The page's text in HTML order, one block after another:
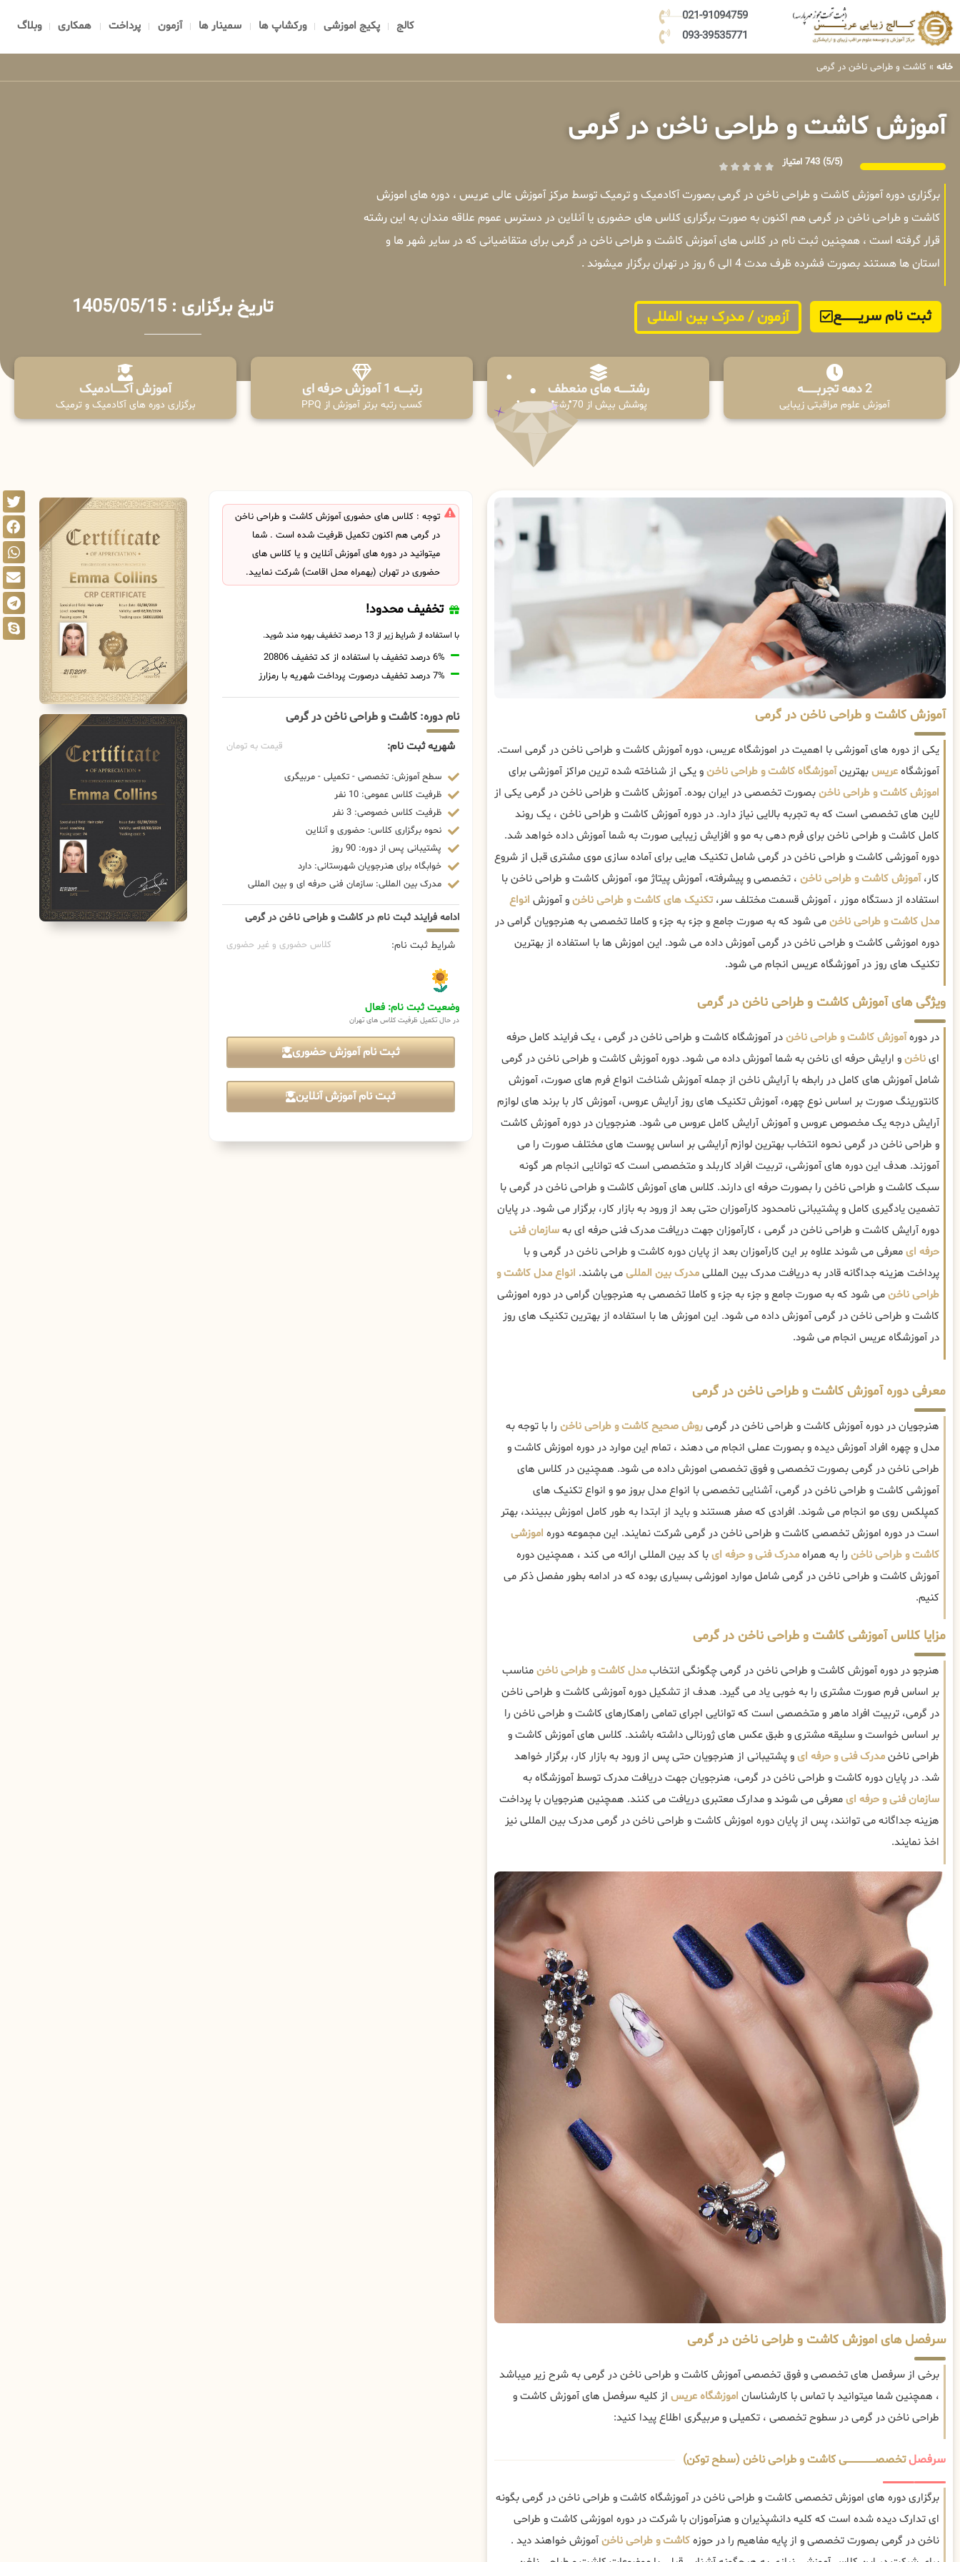
021-91094759
093-39535771
کالج پکیج اموزشی ورکشاپ ها سمینار ها آزمون پرداخت همکاری وبلاگ
خانه » کاشت و طراحی ناخن در گرمی
آموزش کاشت و طراحی ناخن در گرمی
(5/5) 743 امتیاز
برگزاری دوره آموزش کاشت و طراحی ناخن در گرمی بصورت آکادمیک و ترمیک توسط مرکز آموزش عالی عریس ، دوره های اموزش
کاشت و طراحی ناخن در گرمی هم اکنون به صورت برگزاری کلاس های حضوری یا آنلاین در دسترس عموم علاقه مندان به این رشته
قرار گرفته است ، همچنین ثبت نام در کلاس های آموزش کاشت و طراحی ناخن در گرمی برای متقاضیانی که در سایر شهر ها و
استان ها هستند بصورت فشرده ظرف مدت 4 الی 6 روز در تهران برگزار میشوند .
ثبت نام سریــــــــــــع آزمون / مدرک بین المللی تاریخ برگزاری : 1405/05/15
2 دهه تجربـــــــــه
آموزش علوم مراقبتی زیبایی
رشتـــــــه های منعطف
پوشش بیش از 70 رشته
رتبــــــه 1 آموزش حرفه ای
کسب رتبه برتر آموزش از PPQ
آموزش آکـــــــادمیک
برگزاری دوره های آکادمیک و ترمیک
آموزش کاشت و طراحی ناخن در گرمی
یکی از دوره های آموزشی با اهمیت در اموزشگاه عریس، دوره آموزش کاشت و طراحی ناخن در گرمی است.
آموزشگاهعریسبهترینآموزشگاه کاشت و طراحی ناخنو یکی از شناخته شده ترین مراکز آموزشی برای
اموزش کاشت و طراحی ناخنبصورت تخصصی در ایران بوده. آموزش کاشت و طراحی ناخن در گرمی یکی از
لاین های تخصصی است که به تجربه بالایی نیاز دارد. در دوره آموزش کاشت و طراحی ناخن ، یک روند
کامل کاشت و طراحی ناخن برای فرم دهی به مو و افزایش زیبایی صورت به شما آموزش داده خواهد شد.
دوره آموزشی کاشت و طراحی ناخن در گرمی شامل تکنیک هایی برای آماده سازی موی مشتری قبل از شروع
کار،آموزش کاشت و طراحی ناخن ، تخصصی و پیشرفته، آموزش پیتاژ مو، آموزش کاشت و طراحی ناخن با
استفاده از دستگاه موزر ، آموزش قسمت مختلف سر،تکنیک های کاشت و طراحی ناخنو آموزش انواع
مدل کاشت و طراحی ناخنمی شود که به صورت جامع و جزء به جزء و کاملا تخصصی به هنرجویان گرامی در
دوره اموزشی کاشت و طراحی ناخن در گرمی آموزش داده می شود. این اموزش ها با استفاده از بهترین
تکنیک های روز در آموزشگاه عریس انجام می شود.
ویژگی های آموزش کاشت و طراحی ناخن در گرمی
در دورهآموزش کاشت و طراحی ناخندر آموزشگاه کاشت و طراحی ناخن در گرمی ، یک فرایند کامل حرفه
ایناخنو ارایش حرفه ای ناخن به شما آموزش داده می شود. دوره آموزش کاشت و طراحی ناخن در گرمی
شامل آموزش های کامل در رابطه با آرایش ناخن از جمله آموزش شناخت انواع فرم های صورت، آموزش
کانتورینگ صورت بر اساس نوع چهره، آموزش تکنیک های روز آرایش عروس، آموزش کار با برند های لوازم
آرایش درجه یک مخصوص عروس و آموزش آرایش کامل عروس می شود. هنرجویان در دوره آموزش کاشت
و طراحی ناخن در گرمی نحوه انتخاب بهترین لوازم آرایشی بر اساس پوست های مختلف صورت را می
آموزند. هدف این دوره های آموزشی، تربیت افراد کاربلد و متخصصی است که توانایی انجام هر گونه
سبک کاشت و طراحی ناخن را بصورت حرفه ای دارند. کلاس های آموزش کاشت و طراحی ناخن در گرمی با
تضمین یادگیری کامل و پشتیبانی نامحدود کارآموزان حتی بعد از ورود به بازار کار، برگزار می شود. در پایان
دوره آرایش کاشت و طراحی ناخن در گرمی ، کارآموزان جهت دریافت مدرک فنی حرفه ای بهسازمان فنی
حرفه ایمعرفی می شوند علاوه بر این کارآموزان بعد از پایان دوره کاشت و طراحی ناخن در گرمی و با
پرداخت هزینه جداگانه قادر به دریافت مدرک بین المللیمدرک بین المللیمی باشند. انواع مدل کاشت و
طراحی ناخنمی شود که به صورت جامع و جزء به جزء و کاملا تخصصی به هنرجویان گرامی در دوره اموزشی
کاشت و طراحی ناخن در گرمی آموزش داده می شود. این اموزش ها با استفاده از بهترین تکنیک های روز
در آموزشگاه عریس انجام می شود.
معرفی دوره آموزش کاشت و طراحی ناخن در گرمی
هنرجویان در دوره آموزش کاشت و طراحی ناخن در گرمیروش صحیح کاشت و طراحی ناخن را با توجه به
مدل و چهره افراد آموزش دیده و بصورت عملی انجام می دهند ، تمام این موارد در دوره اموزش کاشت و
طراحی ناخن در گرمی بصورت تخصصی و فوق تخصصی اموزش داده می شود. همچنین در کلاس های
آموزشی کاشت و طراحی ناخن در گرمی، آشنایی تخصصی با انواع مدل بروز مو و انواع تکنیک های
کمپلکس روی مو انجام می شوند. افرادی که صفر هستند و باید از ابتدا به طور کامل اموزش ببینند، بهتر
است در دوره اموزش تخصصی کاشت و طراحی ناخن در گرمی شرکت نمایند. این مجموعه دوره اموزشی
کاشت و طراحی ناخن را به همراهمدرک فنی و حرفه ایبا کد بین المللی ارائه می کند ، همچنین دوره
آموزش کاشت و طراحی ناخن در گرمی شامل موارد اموزشی بسیاری بوده که در ادامه بطور مفصل ذکر می
کنیم.
مزایا کلاس آموزشی کاشت و طراحی ناخن در گرمی
هنرجو در دوره آموزش کاشت و طراحی ناخن در گرمی چگونگی انتخابمدل کاشت و طراحی ناخنمناسب
بر اساس فرم صورت مشتری را به خوبی یاد می گیرد. هدف از تشکیل دوره آموزشی کاشت و طراحی ناخن
در گرمی، تربیت افراد ماهر و متخصصی است که توانایی اجرای تمامی راهکارهای کاشت و طراحی ناخن را
بر اساس خواست و سلیقه مشتری و طبق عکس های ژورنالی داشته باشند. کلاس های آموزش کاشت و
طراحی ناخنمدرک فنی و حرفه ایو پشتیبانی از هنرجویان حتی پس از ورود به بازار کار، برگزار خواهد
شد. در پایان دوره کاشت و طراحی ناخن در گرمی، هنرجویان جهت دریافت مدرک توسط آموزشگاه به
سازمان فنی و حرفه ایمعرفی می شوند و مدارک معتبری دریافت می کنند. همچنین هنرجویان با پرداخت
هزینه جداگانه می توانند، پس از پایان دوره اموزش کاشت و طراحی ناخن در گرمی مدرک بین المللی نیز
اخذ نمایند.
سرفصل های اموزش کاشت و طراحی ناخن در گرمی
برخی از سرفصل های تخصصی و فوق تخصصی آموزش کاشت و طراحی ناخن در گرمی به شرح زیر میباشد
، همچنین شما میتوانید با تماس با کارشناسان اموزشگاه عریس از کلیه سرفصل های آموزش کاشت و
طراحی ناخن در گرمی در سطوح تخصصی ، تکمیلی و مربیگری اطلاع پیدا کنید:
سرفصلتخصصــــــــــــــــــــی کاشت و طراحی ناخن (سطح توکن)
برگزاری دوره های اموزش تخصصی کاشت و طراحی ناخن در آموزشگاه کاشت و طراحی ناخن در گرمی بگونه
ای تدارک دیده شده است که کلیه دانشپذیران و هنرآموزان با شرکت در دوره اموزشی کاشت و طراحی
ناخن در گرمی بصورت تخصصی و از پایه مفاهیم را در حوزهکاشت و طراحی ناخنآموزش خواهند دید .
توجه : کلاس های حضوری آموزش کاشت و طراحی ناخن
در گرمی هم اکنون تکمیل ظرفیت شده است . شما
میتوانید در دوره های آموزش آنلاین و یا کلاس های
حضوری در تهران (بهمراه محل اقامت) شرکت نمایید.
تخفیف محدود!
با استفاده از شرایط زیر از 13 درصد تخفیف بهره مند شوید.
6% درصد تخفیف با استفاده از کد تخفیف 20806
7% درصد تخفیف درصورت پرداخت شهریه با رمزارز
نام دوره: کاشت و طراحی ناخن در گرمی
شهریه ثبت نام: قیمت به تومان
سطح آموزش: تخصصی - تکمیلی - مربیگری
ظرفیت کلاس عمومی: 10 نفر
ظرفیت کلاس خصوصی: 3 نفر
نحوه برگزاری کلاس: حضوری و آنلاین
پشتیبانی پس از دوره: 90 روز
خوابگاه برای هنرجویان شهرستانی: دارد
مدرک بین المللی: سازمان فنی حرفه ای و بین المللی
ادامه فرایند ثبت نام در کاشت و طراحی ناخن در گرمی
شرایط ثبت نام: کلاس حضوری و غیر حضوری
وضعیت ثبت نام: فعال
در حال تکمیل ظرفیت کلاس های تهران
ثبت نام آموزش حضوری
ثبت نام آموزش آنلاین